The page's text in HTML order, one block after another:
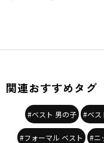
関連おすすめタグ
#ベスト 男の子 #ベス
#フォーマル ベスト #ニ